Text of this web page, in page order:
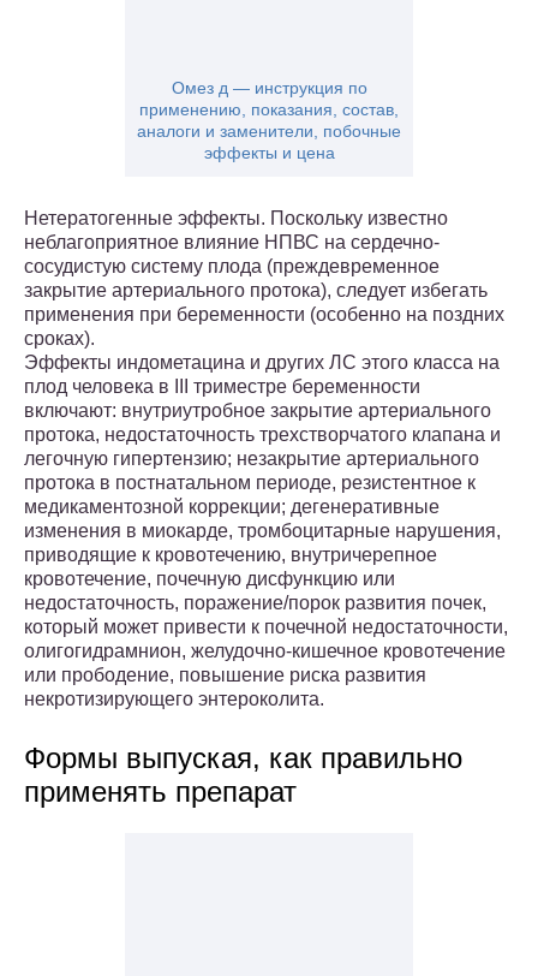
Омез д — инструкция по
применению, показания, состав,
аналоги и заменители, побочные
эффекты и цена
Нетератогенные эффекты. Поскольку известно
неблагоприятное влияние НПВС на сердечно-
сосудистую систему плода (преждевременное
закрытие артериального протока), следует избегать
применения при беременности (особенно на поздних
сроках).
Эффекты индометацина и других ЛС этого класса на
плод человека в III триместре беременности
включают: внутриутробное закрытие артериального
протока, недостаточность трехстворчатого клапана и
легочную гипертензию; незакрытие артериального
протока в постнатальном периоде, резистентное к
медикаментозной коррекции; дегенеративные
изменения в миокарде, тромбоцитарные нарушения,
приводящие к кровотечению, внутричерепное
кровотечение, почечную дисфункцию или
недостаточность, поражение/порок развития почек,
который может привести к почечной недостаточности,
олигогидрамнион, желудочно-кишечное кровотечение
или прободение, повышение риска развития
некротизирующего энтероколита.
Формы выпуская, как правильно
применять препарат